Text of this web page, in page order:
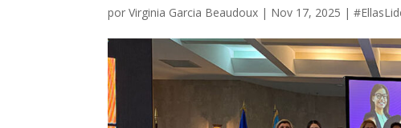
porVirginia Garcia Beaudoux | Nov 17, 2025 |